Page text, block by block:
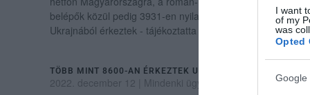
I want
of my
was
Opted
Google
belépők közül pedig 3931-en nyilatkoztak úgy, hogy
Ukrajnából érkeztek - tájékoztatta az Ország...
TÖBB MINT 8600-AN ÉRKEZTEK UKRAJNÁBÓL VASÁRNAP
2022. december 12
Mindenki ügye